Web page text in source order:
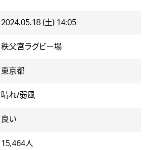
2024.05.18 (土) 14:05
秩父宮ラグビー場
東京都
晴れ/弱風
良い
15,464人